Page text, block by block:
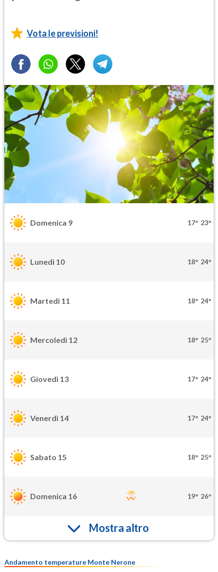
Vota le previsioni!
Domenica 9 17° 23°
Lunedì 10 18° 24°
Martedì 11 18° 24°
Mercoledì 12 18° 25°
Giovedì 13 17° 24°
Venerdì 14 17° 24°
Sabato 15 18° 25°
Domenica 16 19° 26°
Mostra altro
Andamento temperature Monte Nerone